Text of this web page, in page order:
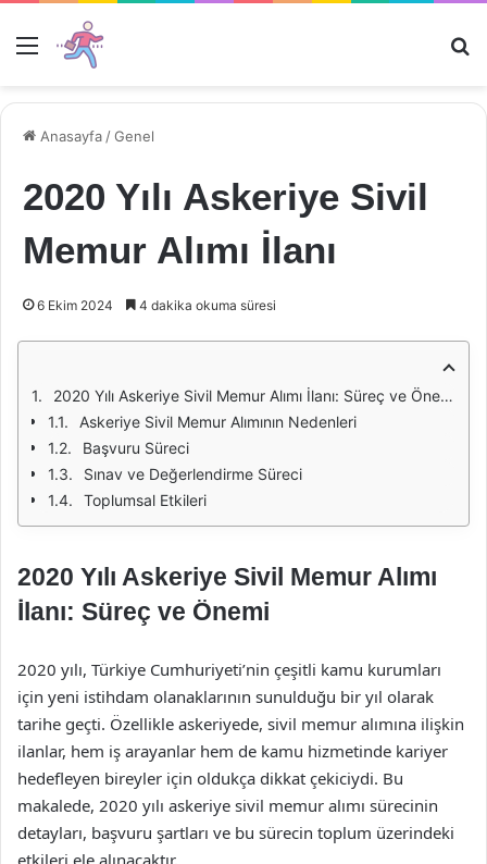
Menü
Anasayfa /Genel
2020 Yılı Askeriye Sivil
Memur Alımı İlanı
6 Ekim 2024 4 dakika okuma süresi
2020 Yılı Askeriye Sivil Memur Alımı İlanı: Süreç ve Önemi
Askeriye Sivil Memur Alımının Nedenleri
Başvuru Süreci
Sınav ve Değerlendirme Süreci
Toplumsal Etkileri
2020 Yılı Askeriye Sivil Memur Alımı
İlanı: Süreç ve Önemi
2020 yılı, Türkiye Cumhuriyeti’nin çeşitli kamu kurumları
için yeni istihdam olanaklarının sunulduğu bir yıl olarak
tarihe geçti. Özellikle askeriyede, sivil memur alımına ilişkin
ilanlar, hem iş arayanlar hem de kamu hizmetinde kariyer
hedefleyen bireyler için oldukça dikkat çekiciydi. Bu
makalede, 2020 yılı askeriye sivil memur alımı sürecinin
detayları, başvuru şartları ve bu sürecin toplum üzerindeki
etkileri ele alınacaktır.